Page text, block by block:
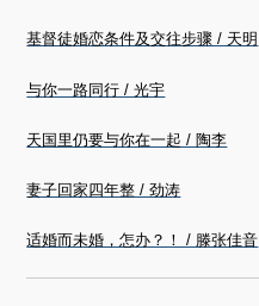
基督徒婚恋条件及交往步骤 / 天明
与你一路同行 / 光宇
天国里仍要与你在一起 / 陶李
妻子回家四年整 / 劲涛
适婚而未婚，怎办？！ / 滕张佳音